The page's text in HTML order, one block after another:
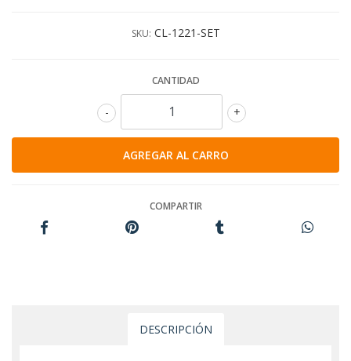
SKU: CL-1221-SET
CANTIDAD
+
-
COMPARTIR
DESCRIPCIÓN